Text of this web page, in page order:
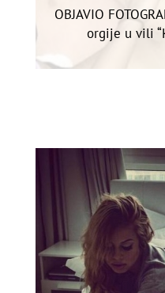
OBJAVIO
orgije u vili